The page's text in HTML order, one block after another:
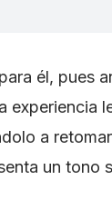
él, pues
experiencia
a
un tono